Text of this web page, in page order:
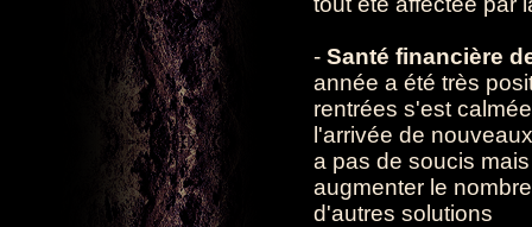
- Santé financière
année a été très
rentrées s'est
l'arrivée de
a pas de soucis
augmenter le
d'autres solutions